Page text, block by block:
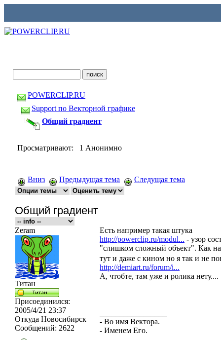
POWERCLIP.RU
Support по Векторной графике
Общий градиент
Просматривают: 1 Анонимно
Вниз Предыдущая тема Следущая тема
Общий градиент
Zeram
Титан
Присоединился:
2005/4/21 23:37
Откуда Новосибирск
Сообщений: 2622
Есть например такая штука
http://powerclip.ru/modul... - узор
"слишком сложный объект". Как
тут и даже с кином но я так и не
http://demiart.ru/forum/i...
А, чтобте, там уже и ролика нету....
- Во имя Вектора.
- Именем Его.